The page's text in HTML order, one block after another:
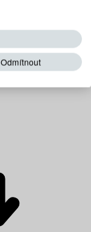
Odmítnout